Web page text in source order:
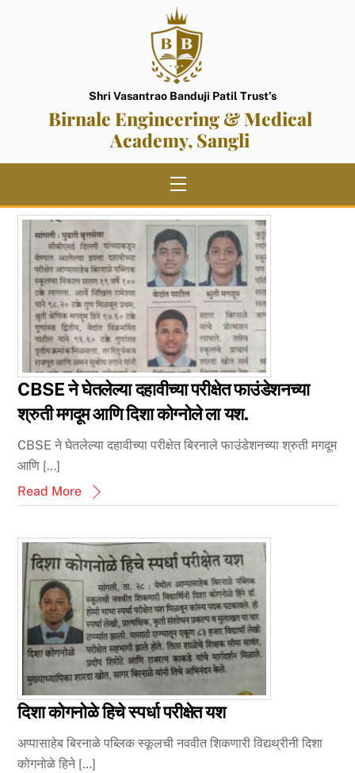
Shri Vasantrao Banduji Patil Trust’s
Birnale Engineering & Medical
Academy, Sangli
Menu
CBSE ने घेतलेल्या दहावीच्या परीक्षेत फाउंडेशनच्या
श्रुती मगदूम आणि दिशा कोग्नोले ला यश.
CBSE ने घेतलेल्या दहावीच्या परीक्षेत बिरनाले फाउंडेशनच्या श्रुती मगदूम
आणि […]
Read More
दिशा कोगनोळे हिचे स्पर्धा परीक्षेत यश
अप्पासाहेब बिरनाळे पब्लिक स्कूलची नववीत शिकणारी विद्यथ्रीनी दिशा
कोगनोळे हिने […]